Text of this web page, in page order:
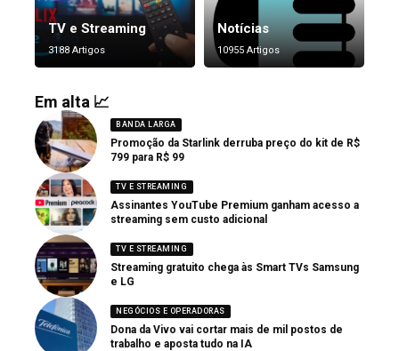
TV e Streaming
3188 Artigos
Notícias
10955 Artigos
Em alta 📈
BANDA LARGA
Promoção da Starlink derruba preço do kit de R$
799 para R$ 99
TV E STREAMING
Assinantes YouTube Premium ganham acesso a
streaming sem custo adicional
TV E STREAMING
Streaming gratuito chega às Smart TVs Samsung
e LG
NEGÓCIOS E OPERADORAS
Dona da Vivo vai cortar mais de mil postos de
trabalho e aposta tudo na IA